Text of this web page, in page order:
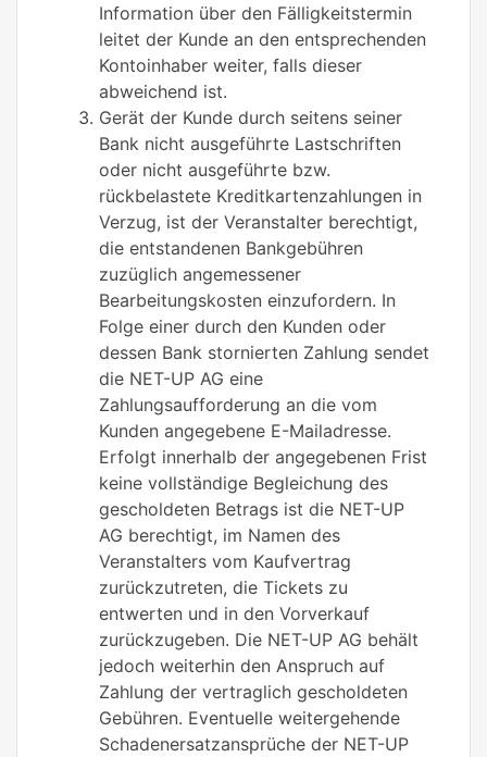
Information über den Fälligkeitstermin
leitet der Kunde an den entsprechenden
Kontoinhaber weiter, falls dieser
abweichend ist.
Gerät der Kunde durch seitens seiner
Bank nicht ausgeführte Lastschriften
oder nicht ausgeführte bzw.
rückbelastete Kreditkartenzahlungen in
Verzug, ist der Veranstalter berechtigt,
die entstandenen Bankgebühren
zuzüglich angemessener
Bearbeitungskosten einzufordern. In
Folge einer durch den Kunden oder
dessen Bank stornierten Zahlung sendet
die NET-UP AG eine
Zahlungsaufforderung an die vom
Kunden angegebene E-Mailadresse.
Erfolgt innerhalb der angegebenen Frist
keine vollständige Begleichung des
gescholdeten Betrags ist die NET-UP
AG berechtigt, im Namen des
Veranstalters vom Kaufvertrag
zurückzutreten, die Tickets zu
entwerten und in den Vorverkauf
zurückzugeben. Die NET-UP AG behält
jedoch weiterhin den Anspruch auf
Zahlung der vertraglich gescholdeten
Gebühren. Eventuelle weitergehende
Schadenersatzansprüche der NET-UP